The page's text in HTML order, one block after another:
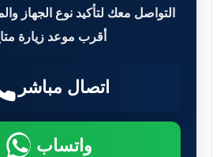
التواصل معك لتأكيد نوع الجهاز
أقرب موعد زيارة
اتصال مباشر
واتساب